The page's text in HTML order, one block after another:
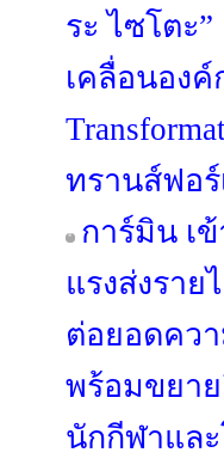
ระ ไซโตะ
เคลื่อนองค์
ทรานส์ฟอ
การ์มิน เข้
แรงส่งราย
ต่อยอดคว
พร้อมขยา
นักกีฬาแล